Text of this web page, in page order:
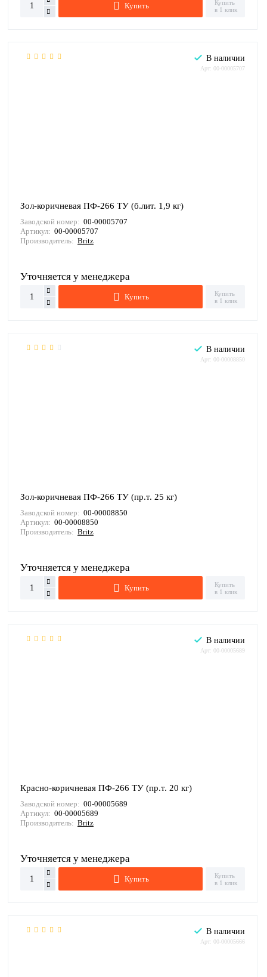
Купить
Купить
в 1 клик
В наличии
Арт: 00-00005707
Зол-коричневая ПФ-266 ТУ (б.лит. 1,9 кг)
Заводской номер: 00-00005707
Артикул: 00-00005707
Производитель: Britz
Уточняется у менеджера
Купить
Купить
в 1 клик
В наличии
Арт: 00-00008850
Зол-коричневая ПФ-266 ТУ (пр.т. 25 кг)
Заводской номер: 00-00008850
Артикул: 00-00008850
Производитель: Britz
Уточняется у менеджера
Купить
Купить
в 1 клик
В наличии
Арт: 00-00005689
Красно-коричневая ПФ-266 ТУ (пр.т. 20 кг)
Заводской номер: 00-00005689
Артикул: 00-00005689
Производитель: Britz
Уточняется у менеджера
Купить
Купить
в 1 клик
В наличии
Арт: 00-00005666